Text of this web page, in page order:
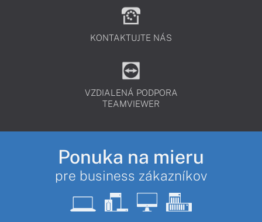
KONTAKTUJTE NÁS
VZDIALENÁ PODPORA
TEAMVIEWER
Ponuka na mieru
pre business zákazníkov